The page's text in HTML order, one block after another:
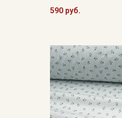
590 руб.